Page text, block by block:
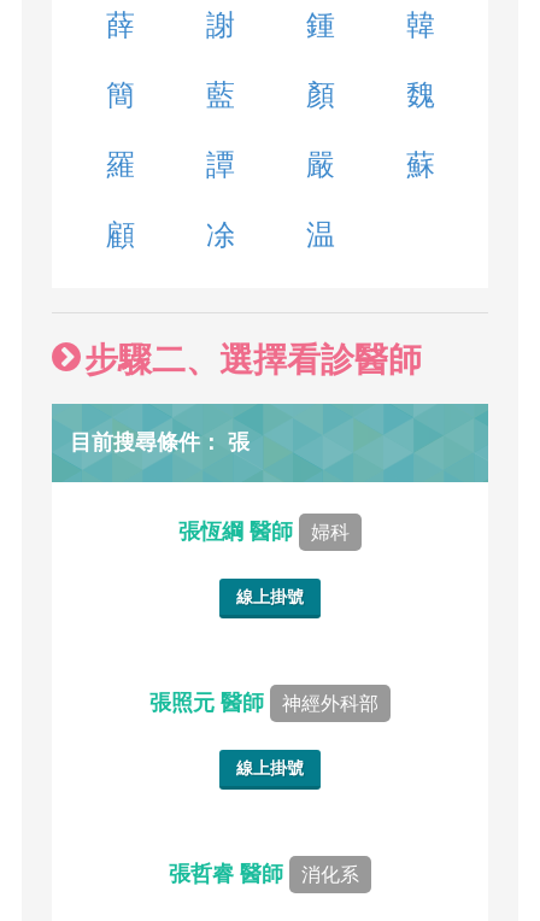
薛 謝 鍾 韓
簡 藍 顏 魏
羅 譚 嚴 蘇
顧 凃 温
步驟二、選擇看診醫師
目前搜尋條件： 張
張恆綱 醫師 婦科
線上掛號
張照元 醫師 神經外科部
線上掛號
張哲睿 醫師 消化系